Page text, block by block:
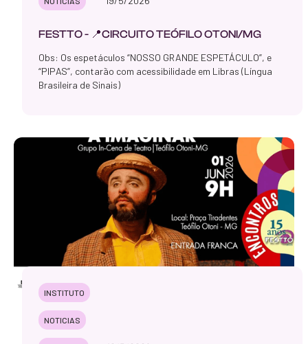
FESTTO - 📍CIRCUITO TEÓFILO OTONI/MG
Obs: Os espetáculos “NOSSO GRANDE ESPETÁCULO”, e
“PIPAS”, contarão com acessibilidade em Libras (Língua
Brasileira de Sinais)
INSTITUTO
NOTICIAS